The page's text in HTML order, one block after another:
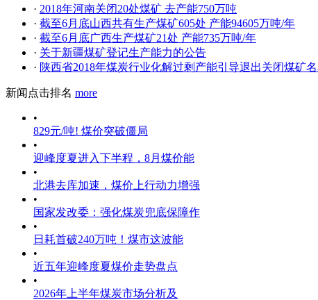
· 2018年河南关闭20处煤矿 去产能750万吨
· 截至6月底山西共有生产煤矿605处 产能94605万吨/年
· 截至6月底广西生产煤矿21处 产能735万吨/年
· 关于新疆煤矿登记生产能力的公告
· 陕西省2018年煤炭行业化解过剩产能引导退出关闭煤矿
新闻点击排名 more
•
829元/吨! 煤价突破僵局
•
迎峰度夏进入下半程，8月煤价能
•
北港去库加速，煤价上行动力增强
•
国家发改委：强化煤炭兜底保障作
•
日耗首破240万吨！煤市这波能
•
近五年迎峰度夏煤价走势盘点
•
2026年上半年煤炭市场分析及